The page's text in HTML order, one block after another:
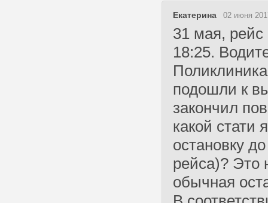
Екатерина 02 июня
31 мая, рейс
18:25.
подошли к
закончил
какой стати
остановку
рейса)? Это
обычная